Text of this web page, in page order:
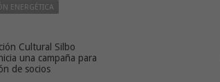
ENERGÉTICA
Cultural Silbo
una campaña para
de socios